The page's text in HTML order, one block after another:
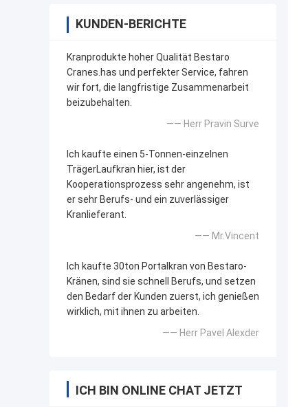
KUNDEN-BERICHTE
Kranprodukte hoher Qualität Bestaro
Cranes.has und perfekter Service, fahren
wir fort, die langfristige Zusammenarbeit
beizubehalten.
—— Herr Pravin Surve
Ich kaufte einen 5-Tonnen-einzelnen
TrägerLaufkran hier, ist der
Kooperationsprozess sehr angenehm, ist
er sehr Berufs- und ein zuverlässiger
Kranlieferant.
—— Mr.Vincent
Ich kaufte 30ton Portalkran von Bestaro-
Kränen, sind sie schnell Berufs, und setzen
den Bedarf der Kunden zuerst, ich genießen
wirklich, mit ihnen zu arbeiten.
—— Herr Pavel Alexder
ICH BIN ONLINE CHAT JETZT